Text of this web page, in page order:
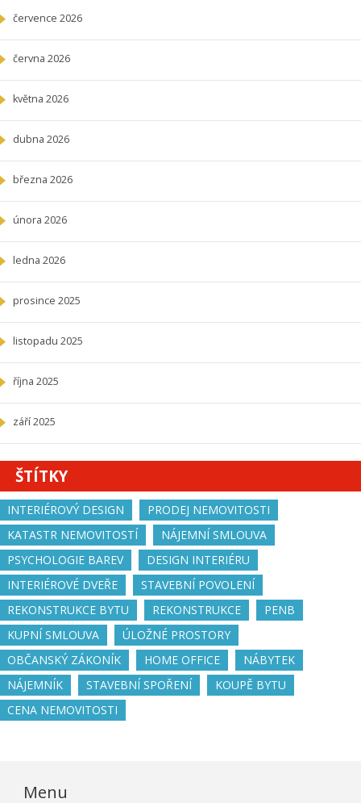
července 2026
června 2026
května 2026
dubna 2026
března 2026
února 2026
ledna 2026
prosince 2025
listopadu 2025
října 2025
září 2025
ŠTÍTKY
INTERIÉROVÝ DESIGN
PRODEJ NEMOVITOSTI
KATASTR NEMOVITOSTÍ
NÁJEMNÍ SMLOUVA
PSYCHOLOGIE BAREV
DESIGN INTERIÉRU
INTERIÉROVÉ DVEŘE
STAVEBNÍ POVOLENÍ
REKONSTRUKCE BYTU
REKONSTRUKCE
PENB
KUPNÍ SMLOUVA
ÚLOŽNÉ PROSTORY
OBČANSKÝ ZÁKONÍK
HOME OFFICE
NÁBYTEK
NÁJEMNÍK
STAVEBNÍ SPOŘENÍ
KOUPĚ BYTU
CENA NEMOVITOSTI
Menu